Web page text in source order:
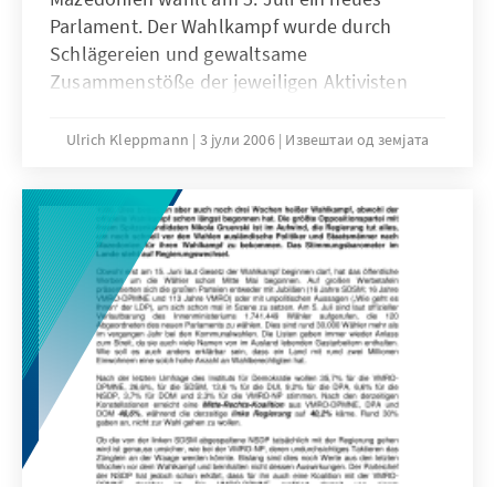
Parlament. Der Wahlkampf wurde durch
Schlägereien und gewaltsame
Zusammenstöße der jeweiligen Aktivisten
noch ruhig.
Ulrich Kleppmann 3 јули 2006 Извештаи од земјата